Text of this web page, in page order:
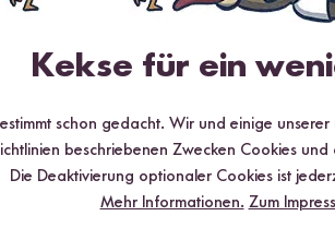
Kekse für ein
schon gedacht. Wir und einige
beschriebenen Zwecken Cookies
Die Deaktivierung optionaler Cookies ist
Mehr Informationen. Zum